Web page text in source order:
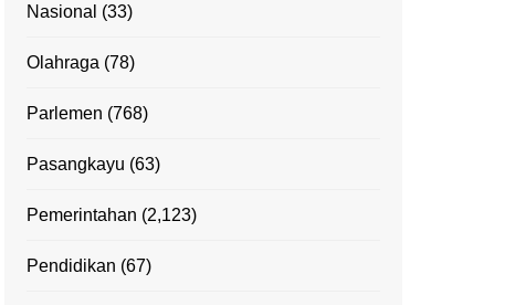
Nasional (33)
Olahraga (78)
Parlemen (768)
Pasangkayu (63)
Pemerintahan (2,123)
Pendidikan (67)